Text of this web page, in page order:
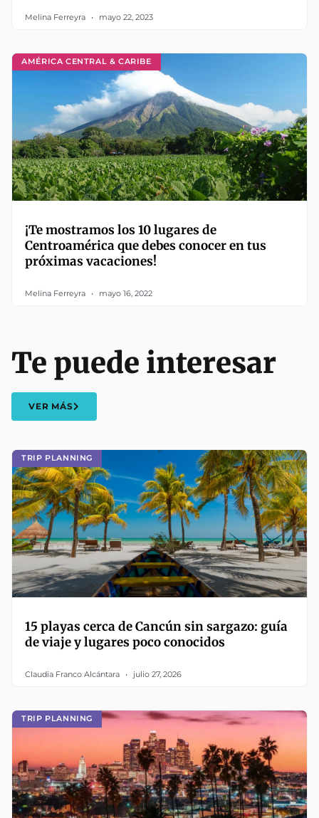
Melina Ferreyra mayo 22, 2023
AMÉRICA CENTRAL & CARIBE
¡Te mostramos los 10 lugares de
Centroamérica que debes conocer en tus
próximas vacaciones!
Melina Ferreyra mayo 16, 2022
TRIP PLANNING
15 playas cerca de Cancún sin sargazo: guía
de viaje y lugares poco conocidos
Claudia Franco Alcántara julio 27, 2026
TRIP PLANNING
Te puede interesar
VER MÁS